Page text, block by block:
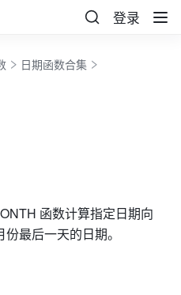
登录
日期函数合集
函数计算指定日期向
最后一天的日期。